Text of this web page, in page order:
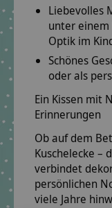
Liebevolles
unter einem
Optik im
Schönes
oder als
Ein Kissen mit
Erinnerungen
Ob auf dem
Kuschelecke –
verbindet
persönlichen
viele Jahre